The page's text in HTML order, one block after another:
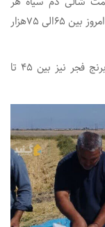
کیلوگرم ۳۰ تا ۳۵هزار تومان و قیمت برنج دم سیاه امروز بین ۶۵الی ۷۵هزار
قیمت شالی فجر نیز بین ۲۰ تا ۲۵هزار تومان و برنج فجر نیز بین ۴۵ تا